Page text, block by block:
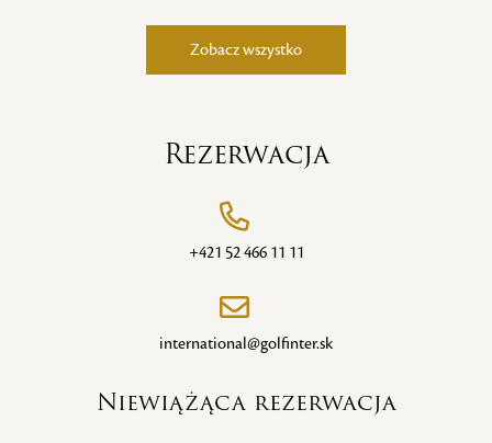
luksusowej strefie wellness. Obowiązuje do
Zobacz wszystko
Rezerwacja
+421 52 466 11 11
international@golfinter.sk
Niewiążąca rezerwacja